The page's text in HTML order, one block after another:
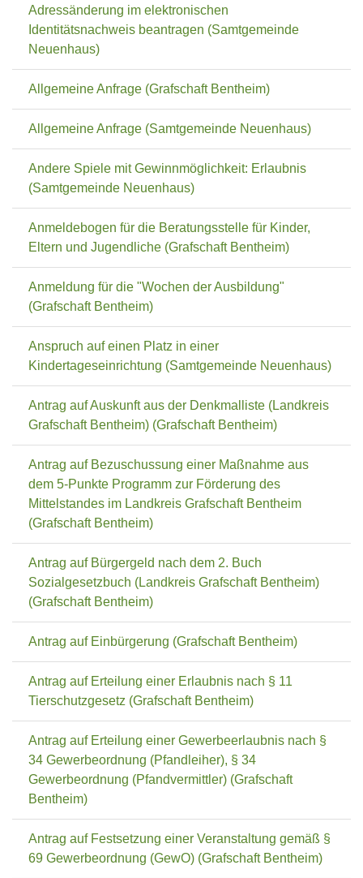
Adressänderung im elektronischen
Identitätsnachweis beantragen (Samtgemeinde
Neuenhaus)
Allgemeine Anfrage (Grafschaft Bentheim)
Allgemeine Anfrage (Samtgemeinde Neuenhaus)
Andere Spiele mit Gewinnmöglichkeit: Erlaubnis
(Samtgemeinde Neuenhaus)
Anmeldebogen für die Beratungsstelle für Kinder,
Eltern und Jugendliche (Grafschaft Bentheim)
Anmeldung für die "Wochen der Ausbildung"
(Grafschaft Bentheim)
Anspruch auf einen Platz in einer
Kindertageseinrichtung (Samtgemeinde Neuenhaus)
Antrag auf Auskunft aus der Denkmalliste (Landkreis
Grafschaft Bentheim) (Grafschaft Bentheim)
Antrag auf Bezuschussung einer Maßnahme aus
dem 5-Punkte Programm zur Förderung des
Mittelstandes im Landkreis Grafschaft Bentheim
(Grafschaft Bentheim)
Antrag auf Bürgergeld nach dem 2. Buch
Sozialgesetzbuch (Landkreis Grafschaft Bentheim)
(Grafschaft Bentheim)
Antrag auf Einbürgerung (Grafschaft Bentheim)
Antrag auf Erteilung einer Erlaubnis nach § 11
Tierschutzgesetz (Grafschaft Bentheim)
Antrag auf Erteilung einer Gewerbeerlaubnis nach §
34 Gewerbeordnung (Pfandleiher), § 34
Gewerbeordnung (Pfandvermittler) (Grafschaft
Bentheim)
Antrag auf Festsetzung einer Veranstaltung gemäß §
69 Gewerbeordnung (GewO) (Grafschaft Bentheim)